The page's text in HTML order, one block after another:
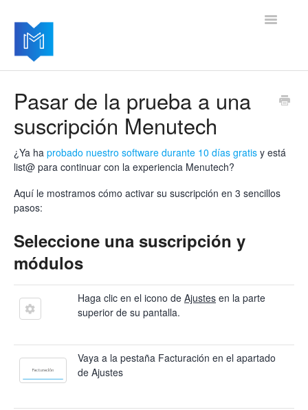
Toggle
Su cuenta Menutech
Módulos avanzados Menutech
Pasar de la prueba a una
suscripción Menutech
¿Ya ha probado nuestro software durante 10 días gratis y está
list@ para continuar con la experiencia Menutech?
Aquí le mostramos cómo activar su suscripción en 3 sencillos
pasos:
Seleccione una suscripción y
módulos
Haga clic en el icono de Ajustes en la parte
superior de su pantalla.
Vaya a la pestaña Facturación en el apartado
de Ajustes